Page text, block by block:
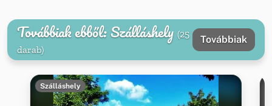
Továbbiak ebből: Szálláshely (25
darab)
Továbbiak
Szálláshely